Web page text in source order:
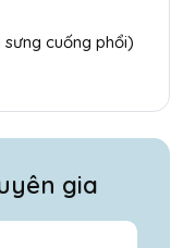
cuống phổi)
gia